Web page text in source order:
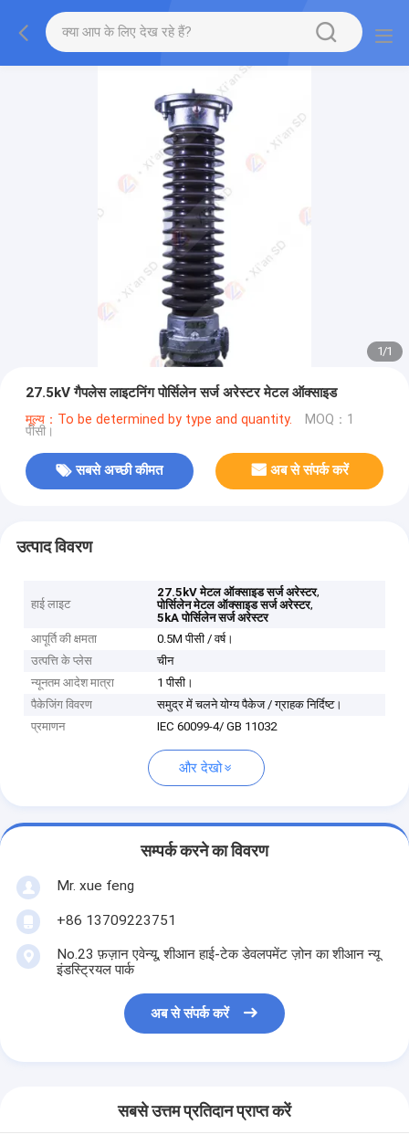
1/1
27.5kV गैपलेस लाइटनिंग पोर्सिलेन सर्ज अरेस्टर मेटल ऑक्साइड
मूल्य：To be determined by type and quantity. MOQ：1
पीसी।
सबसे अच्छी कीमत अब से संपर्क करें
उत्पाद विवरण
हाई लाइट
27.5kV मेटल ऑक्साइड सर्ज अरेस्टर,
पोर्सिलेन मेटल ऑक्साइड सर्ज अरेस्टर,
5kA पोर्सिलेन सर्ज अरेस्टर
आपूर्ति की क्षमता
0.5M पीसी / वर्ष।
उत्पत्ति के प्लेस
चीन
न्यूनतम आदेश मात्रा
1 पीसी।
पैकेजिंग विवरण
समुद्र में चलने योग्य पैकेज / ग्राहक निर्दिष्ट।
प्रमाणन
IEC 60099-4/ GB 11032
और देखो
सम्पर्क करने का विवरण
Mr. xue feng
+86 13709223751
No.23 फ़ज़ान एवेन्यू, शीआन हाई-टेक डेवलपमेंट ज़ोन का शीआन न्यू
इंडस्ट्रियल पार्क
अब से संपर्क करें
सबसे उत्तम प्रतिदान प्राप्त करें